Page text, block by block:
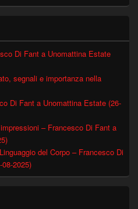
Di Fant a Unomattina Estate
segnali e importanza nella
Di Fant a Unomattina Estate (26-
– Francesco Di Fant a
del Corpo – Francesco Di
2025)